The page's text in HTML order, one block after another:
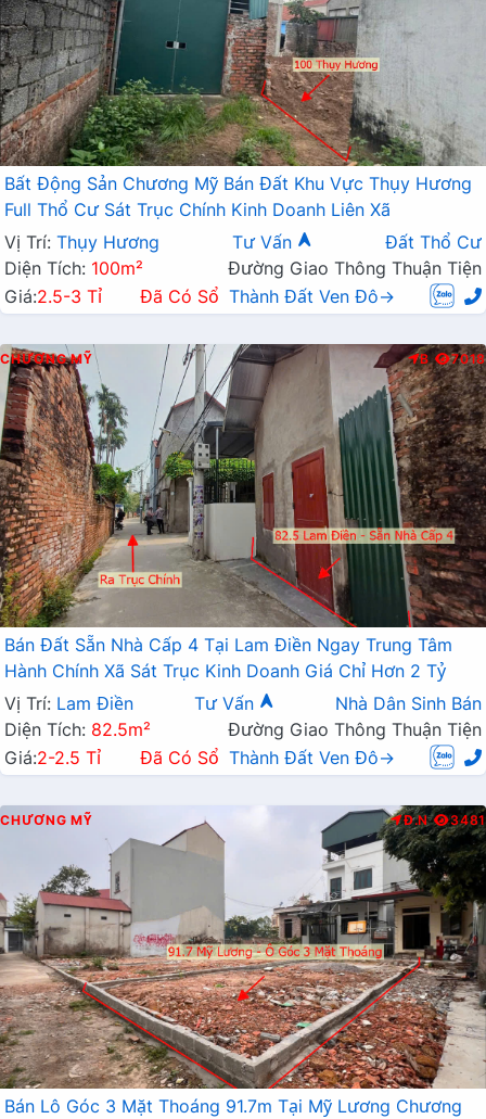
Bất Động Sản Chương Mỹ Bán Đất Khu Vực Thụy Hương
Full Thổ Cư Sát Trục Chính Kinh Doanh Liên Xã
Vị Trí: Thụy Hương Tư Vấn
Đất Thổ Cư
Diện Tích: 100m²
Đường Giao Thông Thuận Tiện
Giá:2.5-3 Tỉ Đã Có Sổ Thành Đất Ven Đô→
CHƯƠNG MỸ B 7018
Bán Đất Sẵn Nhà Cấp 4 Tại Lam Điền Ngay Trung Tâm
Hành Chính Xã Sát Trục Kinh Doanh Giá Chỉ Hơn 2 Tỷ
Vị Trí: Lam Điền Tư Vấn
Nhà Dân Sinh Bán
Diện Tích: 82.5m²
Đường Giao Thông Thuận Tiện
Giá:2-2.5 Tỉ Đã Có Sổ Thành Đất Ven Đô→
CHƯƠNG MỸ Đ.N 3481
Bán Lô Góc 3 Mặt Thoáng 91.7m Tại Mỹ Lương Chương